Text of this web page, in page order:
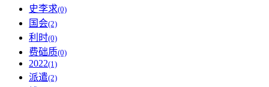
史李求(0)
国会(2)
利时(0)
费础质(0)
2022(1)
派遣(2)